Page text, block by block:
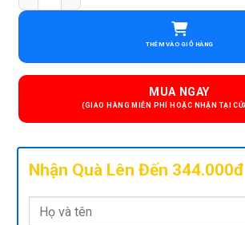
THÊM VÀO GIỎ HÀNG
MUA NGAY
Nhận Quà Lên Đến 344.000đ